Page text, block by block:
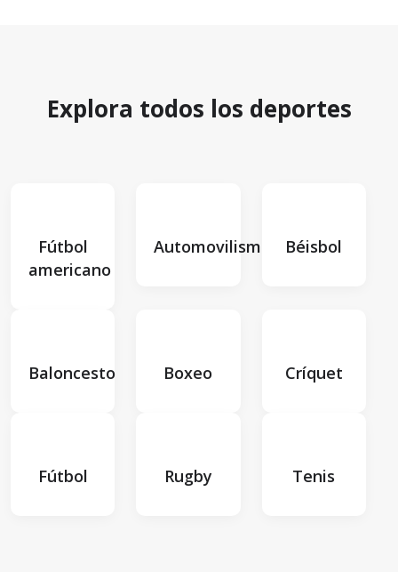
Explora todos los deportes
Fútbol
americano
Automovilismo Béisbol
Baloncesto Boxeo Críquet
Fútbol Rugby Tenis